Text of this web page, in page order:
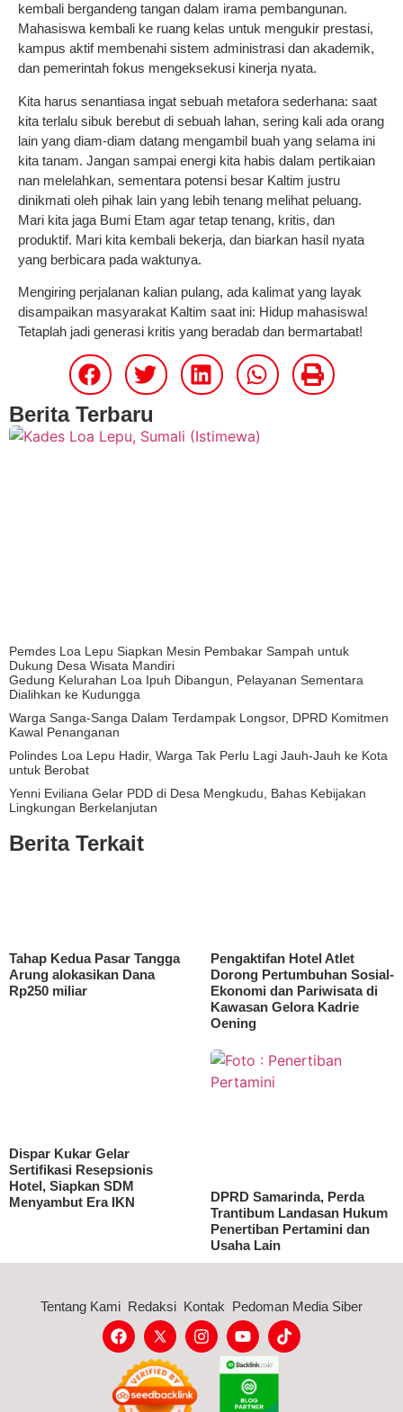
kembali bergandeng tangan dalam irama pembangunan.
Mahasiswa kembali ke ruang kelas untuk mengukir prestasi,
kampus aktif membenahi sistem administrasi dan akademik,
dan pemerintah fokus mengeksekusi kinerja nyata.
Kita harus senantiasa ingat sebuah metafora sederhana: saat
kita terlalu sibuk berebut di sebuah lahan, sering kali ada orang
lain yang diam-diam datang mengambil buah yang selama ini
kita tanam. Jangan sampai energi kita habis dalam pertikaian
nan melelahkan, sementara potensi besar Kaltim justru
dinikmati oleh pihak lain yang lebih tenang melihat peluang.
Mari kita jaga Bumi Etam agar tetap tenang, kritis, dan
produktif. Mari kita kembali bekerja, dan biarkan hasil nyata
yang berbicara pada waktunya.
Mengiring perjalanan kalian pulang, ada kalimat yang layak
disampaikan masyarakat Kaltim saat ini: Hidup mahasiswa!
Tetaplah jadi generasi kritis yang beradab dan bermartabat!
Berita Terbaru
Pemdes Loa Lepu Siapkan Mesin Pembakar Sampah untuk
Dukung Desa Wisata Mandiri
Gedung Kelurahan Loa Ipuh Dibangun, Pelayanan Sementara
Dialihkan ke Kudungga
Warga Sanga-Sanga Dalam Terdampak Longsor, DPRD Komitmen
Kawal Penanganan
Polindes Loa Lepu Hadir, Warga Tak Perlu Lagi Jauh-Jauh ke Kota
untuk Berobat
Yenni Eviliana Gelar PDD di Desa Mengkudu, Bahas Kebijakan
Lingkungan Berkelanjutan
Berita Terkait
Tahap Kedua Pasar Tangga
Arung alokasikan Dana
Rp250 miliar
Pengaktifan Hotel Atlet
Dorong Pertumbuhan Sosial-
Ekonomi dan Pariwisata di
Kawasan Gelora Kadrie
Oening
Dispar Kukar Gelar
Sertifikasi Resepsionis
Hotel, Siapkan SDM
Menyambut Era IKN
DPRD Samarinda, Perda
Trantibum Landasan Hukum
Penertiban Pertamini dan
Usaha Lain
Tentang Kami Redaksi Kontak Pedoman Media Siber